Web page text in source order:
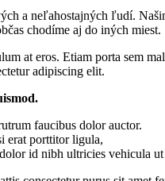
a neľahostajných ľudí.
chodíme aj do iných miest.
at eros. Etiam porta sem
adipiscing elit.
faucibus dolor auctor.
erat porttitor ligula,
id nibh ultricies vehicula